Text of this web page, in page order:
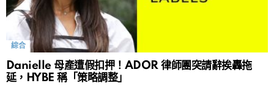
綜合
Danielle 母產遭假扣押！ADOR 律師團突請辭挨轟拖
延，HYBE 稱「策略調整」